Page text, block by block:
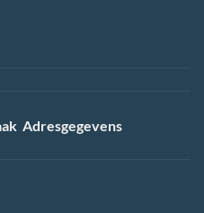
Adresgegevens